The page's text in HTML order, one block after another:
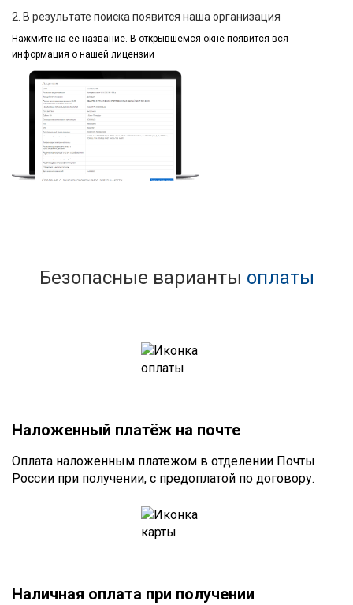
2. В результате поиска появится наша организация
Нажмите на ее название. В открывшемся окне появится вся
информация о нашей лицензии
Безопасные варианты оплаты
Наложенный платёж на почте
Оплата наложенным платежом в отделении Почты
России при получении, с предоплатой по договору.
Наличная оплата при получении